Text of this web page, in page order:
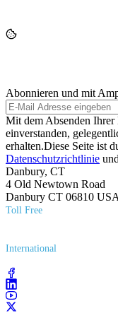
Abonnieren und mit
Mit dem Absenden
einverstanden,
erhalten.Diese Seite ist
Datenschutzrichtlinie und
Danbury, CT
4 Old Newtown Road
Danbury CT 06810 USA
Toll Free
International